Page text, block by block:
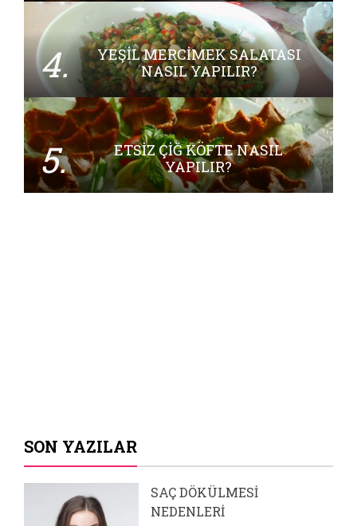
4.
YEŞIL MERCIMEK SALATASI
NASIL YAPILIR?
5.
ETSIZ ÇIĞ KÖFTE NASIL
YAPILIR?
SON YAZILAR
SAÇ DÖKÜLMESI
NEDENLERI